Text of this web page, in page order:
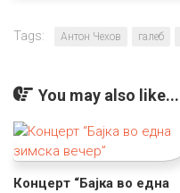
Tags: Антон Чехов галеб
You may also like...
Концерт “Бајка во една